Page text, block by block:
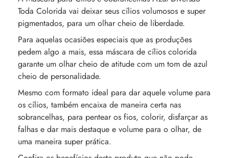
Toda Colorida vai deixar seus cílios volumosos e super
pigmentados, para um olhar cheio de liberdade.
Para aquelas ocasiões especiais que as produções
pedem algo a mais, essa máscara de cílios colorida
garante um olhar cheio de atitude com um tom de azul
cheio de personalidade.
Mesmo com formato ideal para dar aquele volume para
os cílios, também encaixa de maneira certa nas
sobrancelhas, para pentear os fios, colorir, disfarçar as
falhas e dar mais destaque e volume para o olhar, de
uma maneira super prática.